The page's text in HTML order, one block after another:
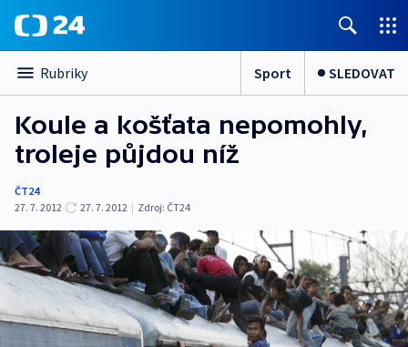
Rubriky Sport SLEDOVAT
Koule a košťata nepomohly,
troleje půjdou níž
ČT24
27. 7. 2012
27. 7. 2012 | Zdroj: ČT24